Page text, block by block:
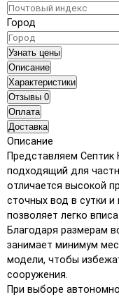
Город
Узнать цены
Описание
Характеристики
Отзывы 0
Оплата
Доставка
Описание
Представляем
подходящий для
отличается высокой
сточных вод в сутки
позволяет легко
Благодаря размерам
занимает минимум
модели, чтобы
сооружения.
При выборе